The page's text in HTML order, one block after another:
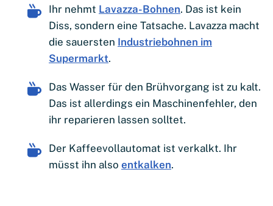
Ihr nehmt Lavazza-Bohnen. Das ist kein
Diss, sondern eine Tatsache. Lavazza macht
die sauersten Industriebohnen im
Supermarkt.
Das Wasser für den Brühvorgang ist zu kalt.
Das ist allerdings ein Maschinenfehler, den
ihr reparieren lassen solltet.
Der Kaffeevollautomat ist verkalkt. Ihr
müsst ihn also entkalken.